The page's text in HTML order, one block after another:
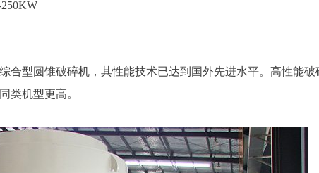
合型圆锥破碎机，其性能技术已达到国外先进水平。高性能破
类机型更高。